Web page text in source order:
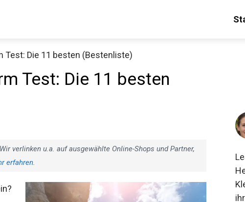
Test: Die 11 besten (Bestenliste)
Test: Die 11 besten
verlinken u.a. auf ausgewählte Online-Shops und Partner,
erfahren.
Decathlon Sale
Schaue dir jetzt die meistverkauften Produkte im Sale bei Decathlon an!
Jetzt anschauen